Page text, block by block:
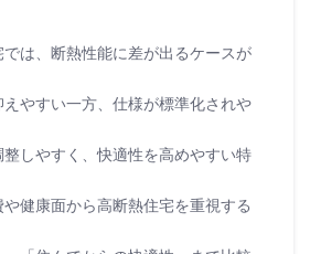
は、断熱性能に差が出るケースが
やすい一方、仕様が標準化されや
しやすく、快適性を高めやすい特
健康面から高断熱住宅を重視する